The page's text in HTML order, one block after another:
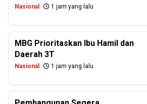
Nasional 1 jam yang lalu
MBG Prioritaskan Ibu Hamil dan
Daerah 3T
Nasional 1 jam yang lalu